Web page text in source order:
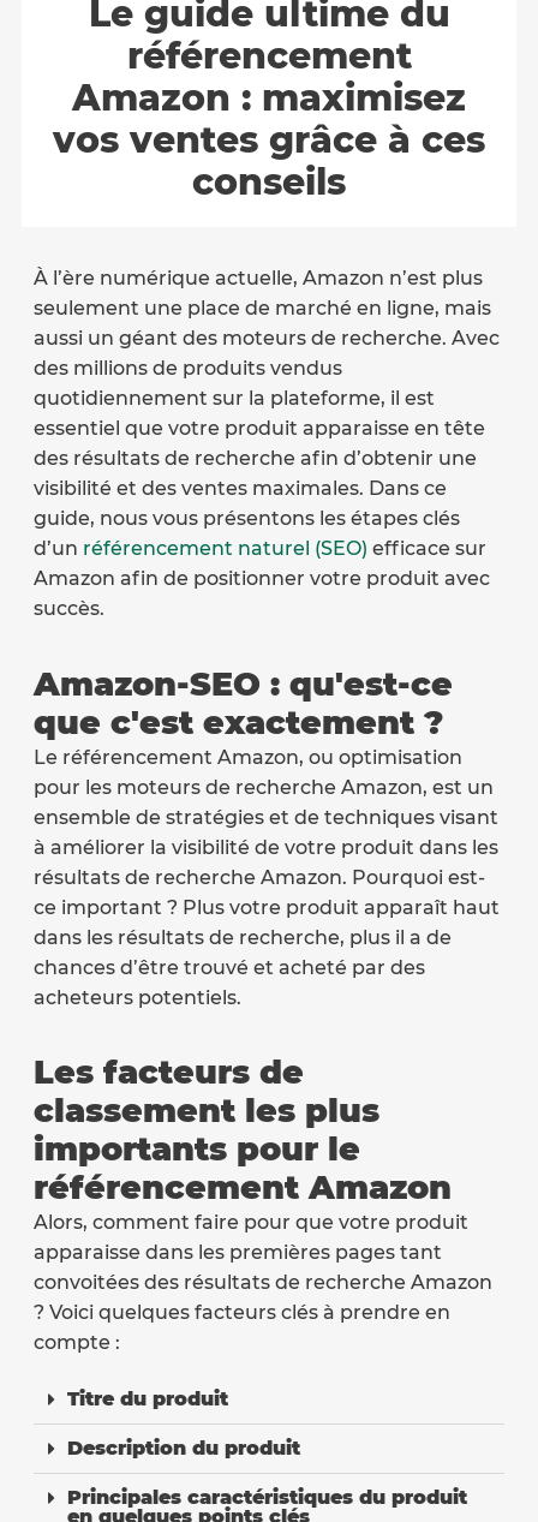
Le guide ultime du
référencement
Amazon : maximisez
vos ventes grâce à ces
conseils
À l’ère numérique actuelle, Amazon n’est plus
seulement une place de marché en ligne, mais
aussi un géant des moteurs de recherche. Avec
des millions de produits vendus
quotidiennement sur la plateforme, il est
essentiel que votre produit apparaisse en tête
des résultats de recherche afin d’obtenir une
visibilité et des ventes maximales. Dans ce
guide, nous vous présentons les étapes clés
d’un référencement naturel (SEO) efficace sur
Amazon afin de positionner votre produit avec
succès.
Amazon-SEO : qu'est-ce
que c'est exactement ?
Le référencement Amazon, ou optimisation
pour les moteurs de recherche Amazon, est un
ensemble de stratégies et de techniques visant
à améliorer la visibilité de votre produit dans les
résultats de recherche Amazon. Pourquoi est-
ce important ? Plus votre produit apparaît haut
dans les résultats de recherche, plus il a de
chances d’être trouvé et acheté par des
acheteurs potentiels.
Les facteurs de
classement les plus
importants pour le
référencement Amazon
Alors, comment faire pour que votre produit
apparaisse dans les premières pages tant
convoitées des résultats de recherche Amazon
? Voici quelques facteurs clés à prendre en
compte :
Titre du produit
Description du produit
Principales caractéristiques du produit
en quelques points clés